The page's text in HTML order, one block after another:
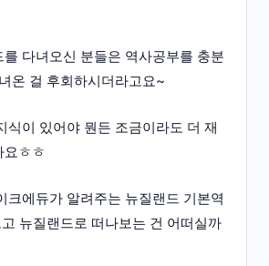
다녀오신 분들은 역사공부를 충분
온 걸 후회하시더라고요~
식이 있어야 뭔든 조금이라도 더 재
요ㅎㅎ
크에듀가 알려주는 뉴질랜드 기본역
뉴질랜드로 떠나보는 건 어떠실까